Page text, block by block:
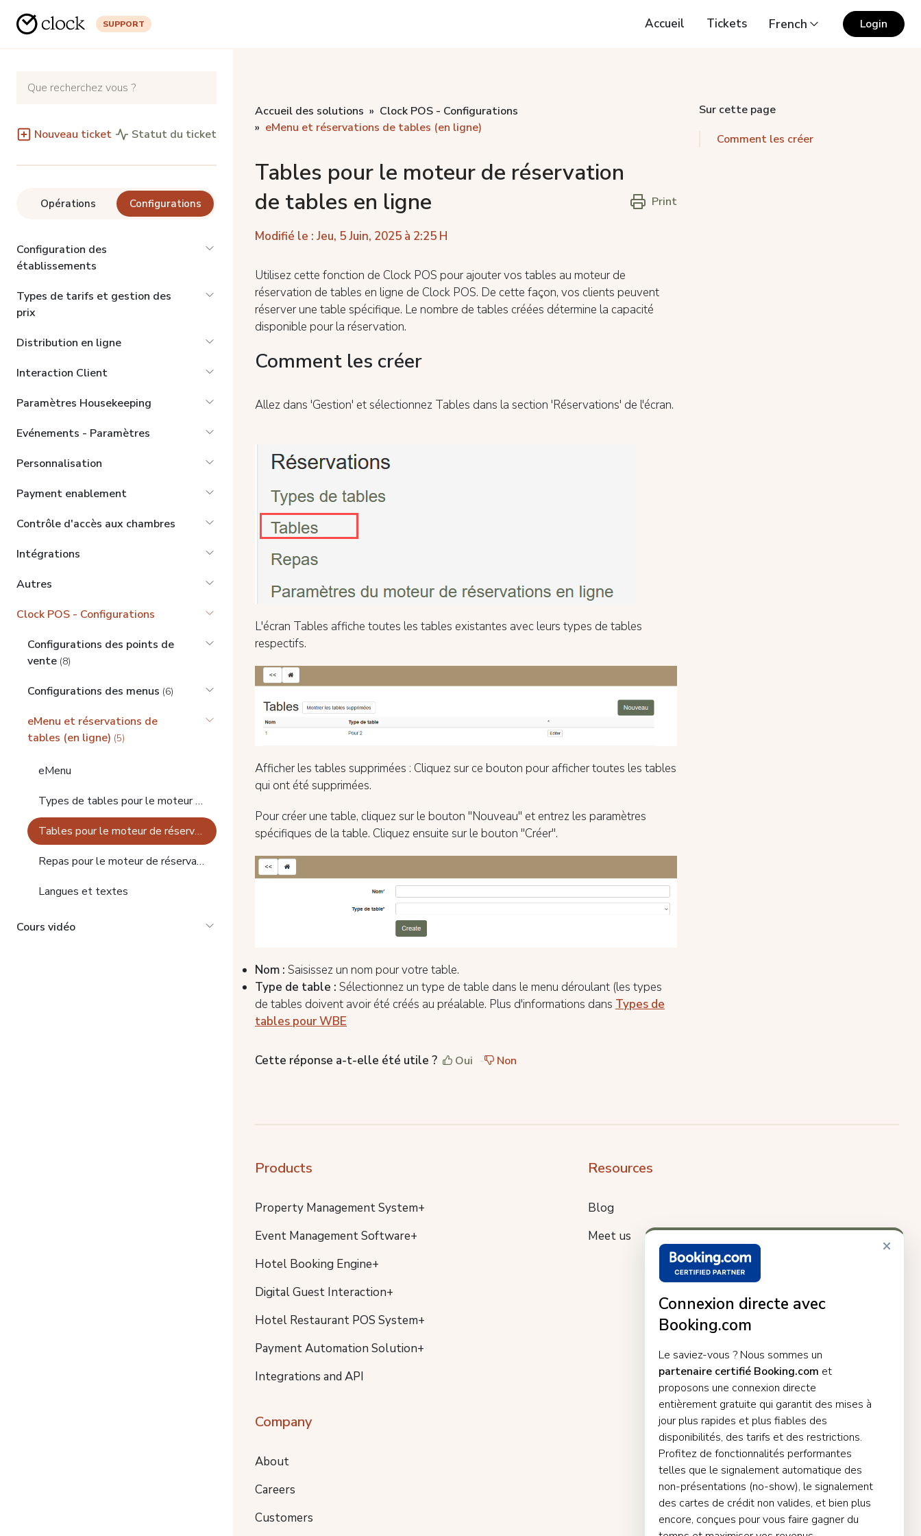
SUPPORT Accueil Tickets French Login
×
Connexion directe avec
Booking.com
Le saviez-vous ? Nous sommes un
partenaire certifié Booking.com et
proposons une connexion directe
entièrement gratuite qui garantit des mises à
jour plus rapides et plus fiables des
disponibilités, des tarifs et des restrictions.
Profitez de fonctionnalités performantes
telles que le signalement automatique des
non-présentations (no-show), le signalement
des cartes de crédit non valides, et bien plus
encore, conçues pour vous faire gagner du
Nouveau ticket Statut du ticket
Opérations Configurations
Configuration des
établissements
Types de tarifs et gestion des
prix
Distribution en ligne
Interaction Client
Paramètres Housekeeping
Evénements - Paramètres
Personnalisation
Payment enablement
Contrôle d'accès aux chambres
Intégrations
Autres
Clock POS - Configurations
Configurations des points de
vente (8)
Configurations des menus (6)
eMenu et réservations de
tables (en ligne) (5)
eMenu
Types de tables pour le moteur de réservation de tables en ligne
Tables pour le moteur de réservation de tables en ligne
Repas pour le moteur de réservation Web de tables
Langues et textes
Cours vidéo
Accueil des solutions
Clock POS - Configurations
eMenu et réservations de tables (en ligne)
Tables pour le moteur de réservation
de tables en ligne
Modifié le : Jeu, 5 Juin, 2025 à 2:25 H
Print
Utilisez cette fonction de Clock POS pour ajouter vos tables au moteur de
réservation de tables en ligne de Clock POS. De cette façon, vos clients peuvent
réserver une table spécifique. Le nombre de tables créées détermine la capacité
disponible pour la réservation.
Comment les créer
Allez dans 'Gestion' et sélectionnez Tables dans la section 'Réservations' de l'écran.
L'écran Tables affiche toutes les tables existantes avec leurs types de tables
respectifs.
Afficher les tables supprimées : Cliquez sur ce bouton pour afficher toutes les tables
qui ont été supprimées.
Pour créer une table, cliquez sur le bouton "Nouveau" et entrez les paramètres
spécifiques de la table. Cliquez ensuite sur le bouton "Créer".
Nom : Saisissez un nom pour votre table.
Type de table : Sélectionnez un type de table dans le menu déroulant (les types
de tables doivent avoir été créés au préalable. Plus d'informations dans Types de
tables pour WBE
Cette réponse a-t-elle été utile ? Oui Non
Sur cette page
Comment les créer
Products
Property Management System+
Event Management Software+
Hotel Booking Engine+
Digital Guest Interaction+
Hotel Restaurant POS System+
Payment Automation Solution+
Integrations and API
Resources
Blog
Meet us
Company
About
Careers
Customers